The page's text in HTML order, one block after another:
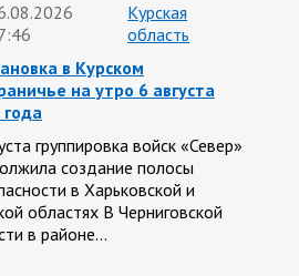
Курская
область
в Курском
на утро 6 августа
группировка войск «Север»
создание полосы
в Харьковской и
областях В Черниговской
в районе…